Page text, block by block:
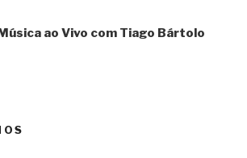
ao Vivo com Tiago Bártolo